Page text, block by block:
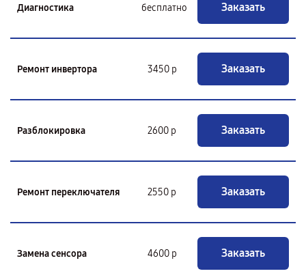
Диагностика бесплатно Заказать
Ремонт инвертора 3450 р Заказать
Разблокировка 2600 р Заказать
Ремонт переключателя 2550 р Заказать
Замена сенсора 4600 р Заказать